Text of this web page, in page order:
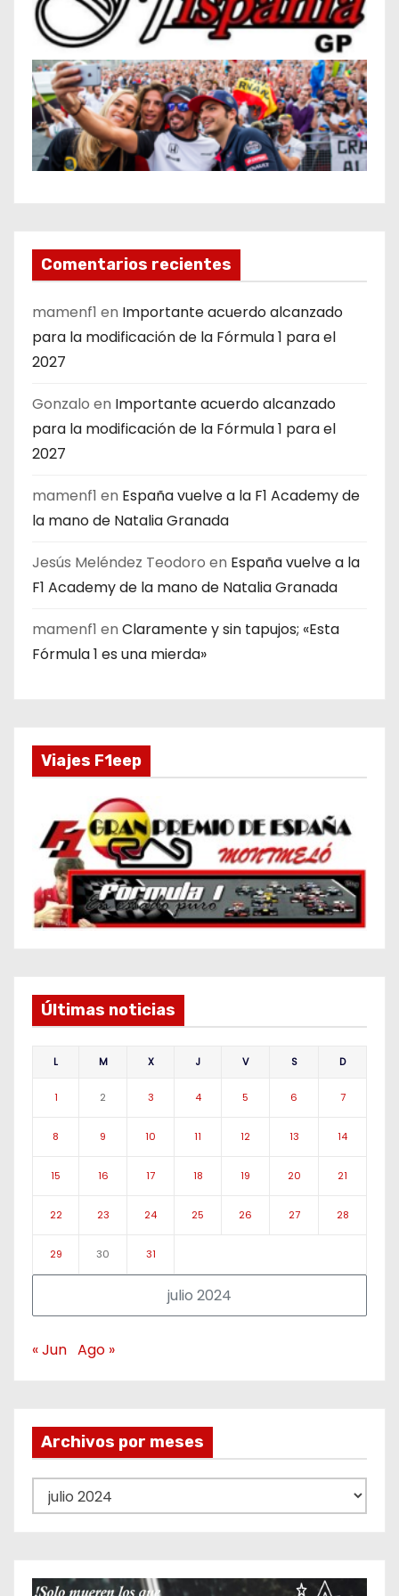
Comentarios recientes
mamenf1 en Importante acuerdo alcanzado
para la modificación de la Fórmula 1 para el
2027
Gonzalo en Importante acuerdo alcanzado
para la modificación de la Fórmula 1 para el
2027
mamenf1 en España vuelve a la F1 Academy de
la mano de Natalia Granada
Jesús Meléndez Teodoro en España vuelve a la
F1 Academy de la mano de Natalia Granada
mamenf1 en Claramente y sin tapujos; «Esta
Fórmula 1 es una mierda»
Viajes F1eep
Últimas noticias
julio 2024
L M X J V S D
1 2 3 4 5 6 7
8 9 10 11 12 13 14
15 16 17 18 19 20 21
22 23 24 25 26 27 28
29 30 31
« Jun Ago »
Archivos por meses
r